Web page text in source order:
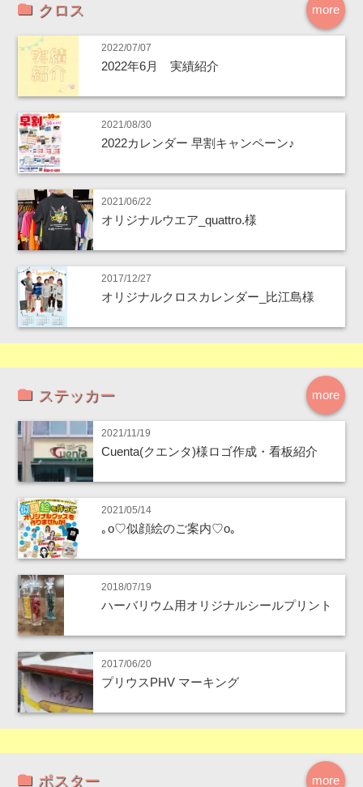
more
クロス
2022/07/07
2022年6月 実績紹介
2021/08/30
2022カレンダー 早割キャンペーン♪
2021/06/22
オリジナルウエア_quattro.様
2017/12/27
オリジナルクロスカレンダー_比江島様
more
ステッカー
2021/11/19
Cuenta(クエンタ)様ロゴ作成・看板紹介
2021/05/14
｡o♡似顔絵のご案内♡o｡
2018/07/19
ハーバリウム用オリジナルシールプリント
2017/06/20
プリウスPHV マーキング
more
ポスター